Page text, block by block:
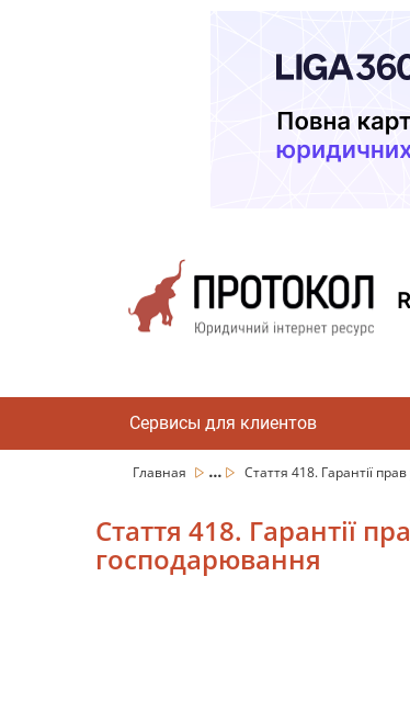
Сервисы для клиентов
Главная ... Стаття 418. Гарантії
Стаття 418. Гарантії
господарювання